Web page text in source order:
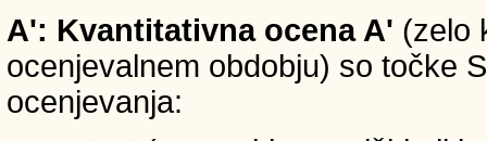
A': Kvantitativna ocena A' (zelo
ocenjevalnem obdobju) so točke
ocenjevanja: